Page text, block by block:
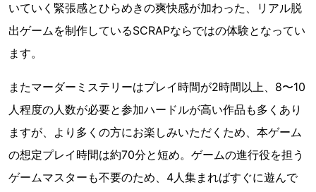
いていく緊張感とひらめきの爽快感が加わった、リアル脱
出ゲームを制作しているSCRAPならではの体験となってい
ます。
またマーダーミステリーはプレイ時間が2時間以上、8〜10
人程度の人数が必要と参加ハードルが高い作品も多くあり
ますが、より多くの方にお楽しみいただくため、本ゲーム
の想定プレイ時間は約70分と短め。ゲームの進行役を担う
ゲームマスターも不要のため、4人集まればすぐに遊んで